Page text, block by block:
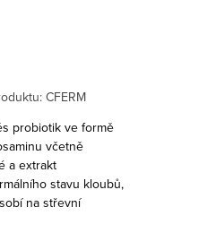
CFERM
probiotik ve formě
včetně
a extrakt
stavu kloubů,
na střevní